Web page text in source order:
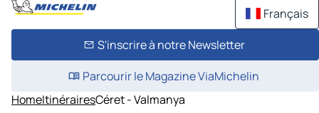
Français
S'inscrire à notre Newsletter
Parcourir le Magazine ViaMichelin
HomeItinérairesCéret - Valmanya